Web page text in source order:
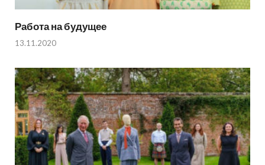
Работа на будущее
13.11.2020